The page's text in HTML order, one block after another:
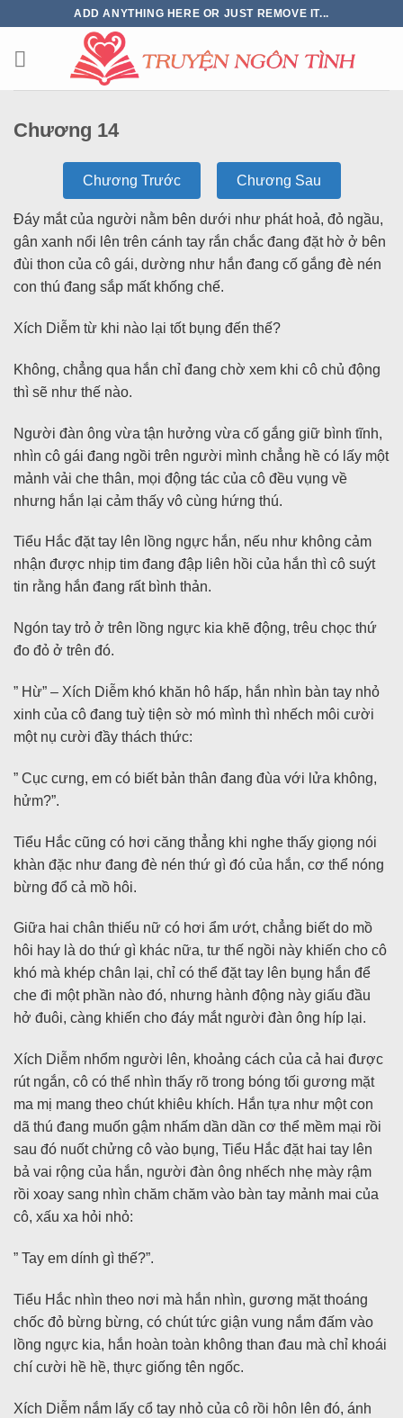
ADD ANYTHING HERE OR JUST REMOVE IT...
Chương 14
Chương Trước Chương Sau
Đáy mắt của người nằm bên dưới như phát hoả, đỏ ngầu,
gân xanh nổi lên trên cánh tay rắn chắc đang đặt hờ ở bên
đùi thon của cô gái, dường như hắn đang cố gắng đè nén
con thú đang sắp mất khống chế.
Xích Diễm từ khi nào lại tốt bụng đến thế?
Không, chẳng qua hắn chỉ đang chờ xem khi cô chủ động
thì sẽ như thế nào.
Người đàn ông vừa tận hưởng vừa cố gắng giữ bình tĩnh,
nhìn cô gái đang ngồi trên người mình chẳng hề có lấy một
mảnh vải che thân, mọi động tác của cô đều vụng về
nhưng hắn lại cảm thấy vô cùng hứng thú.
Tiểu Hắc đặt tay lên lồng ngực hắn, nếu như không cảm
nhận được nhịp tim đang đập liên hồi của hắn thì cô suýt
tin rằng hắn đang rất bình thản.
Ngón tay trỏ ở trên lồng ngực kia khẽ động, trêu chọc thứ
đo đỏ ở trên đó.
” Hừ” – Xích Diễm khó khăn hô hấp, hắn nhìn bàn tay nhỏ
xinh của cô đang tuỳ tiện sờ mó mình thì nhếch môi cười
một nụ cười đầy thách thức:
” Cục cưng, em có biết bản thân đang đùa với lửa không,
hửm?”.
Tiểu Hắc cũng có hơi căng thẳng khi nghe thấy giọng nói
khàn đặc như đang đè nén thứ gì đó của hắn, cơ thể nóng
bừng đổ cả mồ hôi.
Giữa hai chân thiếu nữ có hơi ẩm ướt, chẳng biết do mồ
hôi hay là do thứ gì khác nữa, tư thế ngồi này khiến cho cô
khó mà khép chân lại, chỉ có thể đặt tay lên bụng hắn để
che đi một phần nào đó, nhưng hành động này giấu đầu
hở đuôi, càng khiến cho đáy mắt người đàn ông híp lại.
Xích Diễm nhổm người lên, khoảng cách của cả hai được
rút ngắn, cô có thể nhìn thấy rõ trong bóng tối gương mặt
ma mị mang theo chút khiêu khích. Hắn tựa như một con
dã thú đang muốn gậm nhấm dần dần cơ thể mềm mại rồi
sau đó nuốt chửng cô vào bụng, Tiểu Hắc đặt hai tay lên
bả vai rộng của hắn, người đàn ông nhếch nhẹ mày rậm
rồi xoay sang nhìn chăm chăm vào bàn tay mảnh mai của
cô, xấu xa hỏi nhỏ:
” Tay em dính gì thế?”.
Tiểu Hắc nhìn theo nơi mà hắn nhìn, gương mặt thoáng
chốc đỏ bừng bừng, có chút tức giận vung nắm đấm vào
lồng ngực kia, hắn hoàn toàn không than đau mà chỉ khoái
chí cười hề hề, thực giống tên ngốc.
Xích Diễm nắm lấy cổ tay nhỏ của cô rồi hôn lên đó, ánh